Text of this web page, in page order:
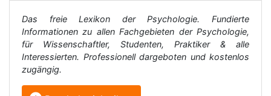
Das freie Lexikon der Psychologie. Fundierte
Informationen zu allen Fachgebieten der Psychologie,
für Wissenschaftler, Studenten, Praktiker & alle
Interessierten. Professionell dargeboten und kostenlos
zugängig.